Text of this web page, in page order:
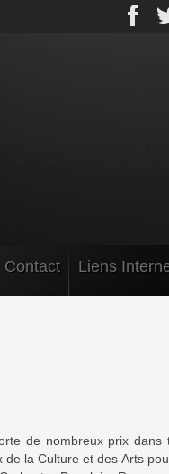
Contact Liens
de nombreux prix dans
la Culture et des Arts